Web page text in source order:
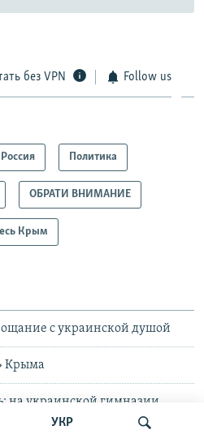
УКР
без VPN Follow us
Россия Политика
ОБРАТИ ВНИМАНИЕ
Крым
с украинской душой
Крыма
на украинской гимназии